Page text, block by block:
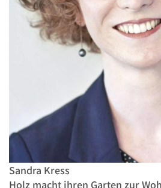
Sandra Kress
Holz macht ihren Garten zur